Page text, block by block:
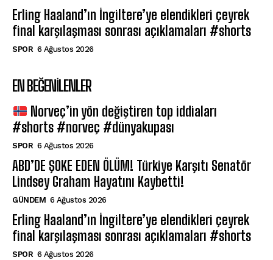
Erling Haaland’ın İngiltere’ye elendikleri çeyrek
final karşılaşması sonrası açıklamaları #shorts
SPOR 6 Ağustos 2026
EN BEĞENILENLER
Norveç’in yön değiştiren top iddiaları
#shorts #norveç #dünyakupası
SPOR 6 Ağustos 2026
ABD’DE ŞOKE EDEN ÖLÜM! Türkiye Karşıtı Senatör
Lindsey Graham Hayatını Kaybetti!
GÜNDEM 6 Ağustos 2026
Erling Haaland’ın İngiltere’ye elendikleri çeyrek
final karşılaşması sonrası açıklamaları #shorts
SPOR 6 Ağustos 2026